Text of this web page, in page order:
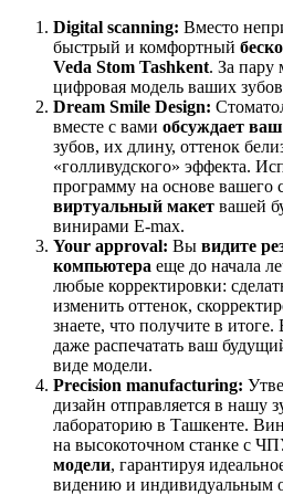
Digital scanning: Вместо
быстрый и комфортный
Veda Stom Tashkent. За пару
цифровая модель ваших
Dream Smile Design:
вместе с вами обсуждает
зубов, их длину, оттенок
«голливудского» эффекта.
программу на основе вашего
виртуальный макет вашей
винирами E-max.
Your approval: Вы видите
компьютера еще до начала
любые корректировки:
изменить оттенок,
знаете, что получите в итоге.
даже распечатать ваш
виде модели.
Precision manufacturing:
дизайн отправляется в нашу
лабораторию в Ташкенте.
на высокоточном станке с
модели, гарантируя
видению и индивидуальным